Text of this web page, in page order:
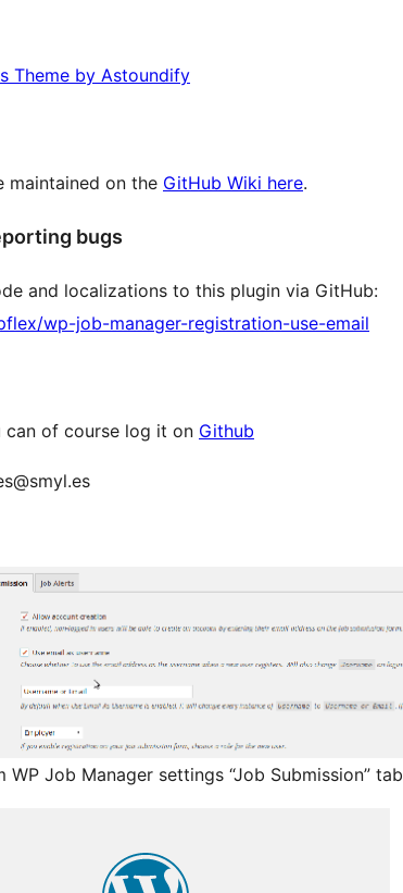
Theme by Astoundify
maintained on the GitHub Wiki here.
bugs
and localizations to this plugin via GitHub:
wp-job-manager-registration-use-email
of course log it on Github
WP Job Manager settings “Job Submission” tab